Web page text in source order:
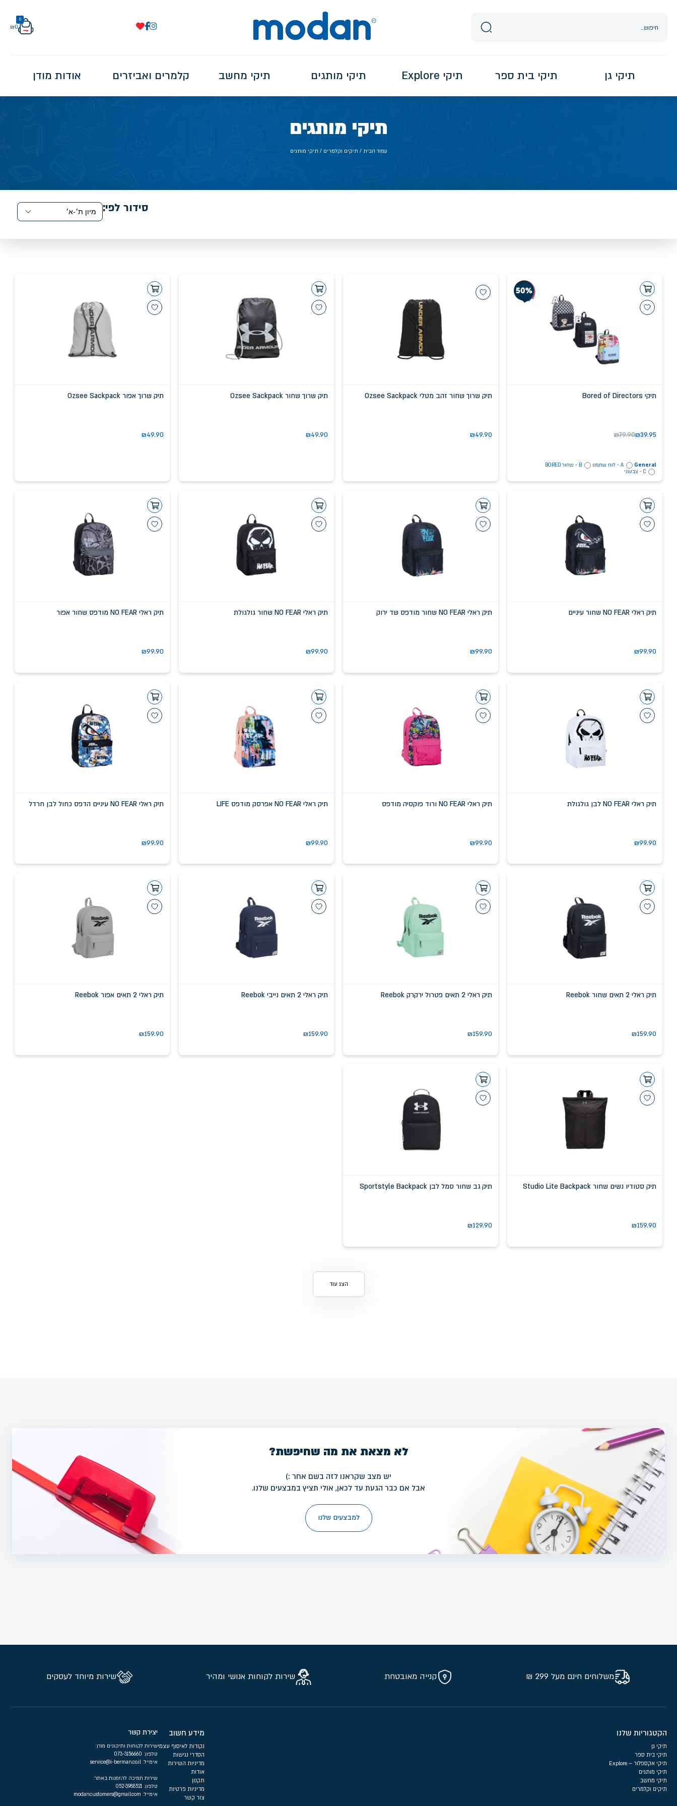
0
₪0
תיקי גן תיקי בית ספר תיקי Explore תיקי מותגים תיקי מחשב קלמרים ואביזרים אודות מודן
תיקי מותגים
עמוד הבית / תיקים וקלמרים / תיקי מותגים
סידור לפי:
תיקי Bored of Directors
₪79.90₪39.95
General A - לוח שחמט
B - שחור BORED
C - צבעוני
תיק שרוך שחור זהב מטלי Ozsee Sackpack
₪49.90
תיק שרוך שחור Ozsee Sackpack
₪49.90
תיק שרוך אפור Ozsee Sackpack
₪49.90
תיק ראלי NO FEAR שחור עיניים
₪99.90
תיק ראלי NO FEAR שחור מודפס שד ירוק
₪99.90
תיק ראלי NO FEAR שחור גולגולת
₪99.90
תיק ראלי NO FEAR מודפס שחור אפור
₪99.90
תיק ראלי NO FEAR לבן גולגולת
₪99.90
תיק ראלי NO FEAR ורוד פוקסיה מודפס
₪99.90
תיק ראלי NO FEAR אפרסק מודפס LIFE
₪99.90
תיק ראלי NO FEAR עיניים הדפס כחול לבן חרדל
₪99.90
תיק ראלי 2 תאים שחור Reebok
₪159.90
תיק ראלי 2 תאים פטרול ירקרק Reebok
₪159.90
תיק ראלי 2 תאים נייבי Reebok
₪159.90
תיק ראלי 2 תאים אפור Reebok
₪159.90
תיק סטודיו נשים שחור Studio Lite Backpack
₪159.90
תיק גב שחור סמל לבן Sportstyle Backpack
₪129.90
הצג עוד
לא מצאת את מה שחיפשת?
יש מצב שקראנו לזה בשם אחר :)
אבל אם כבר הגעת עד לכאן, אולי תציץ במבצעים שלנו.
למבצעים שלנו
משלוחים חינם מעל 299 ₪ קנייה מאובטחת שירות לקוחות אנושי ומהיר שירות מיוחד לעסקים
הקטגוריות שלנו
תיקי גן
תיקי בית ספר
תיקי אקספלור – Explore
תיקי מותגים
תיקי מחשב
תיקים וקלמרים
מידע חשוב
נקודות לאיסוף עצמי
הסדרי נגישות
מדיניות השירות
אודות
תקנון
מדיניות פרטיות
צור קשר
יצירת קשר
שירות לקוחות ותיקונים מודן:
טלפון:
אימייל:
שירות תמיכה להזמנות באתר:
טלפון:
אימייל: